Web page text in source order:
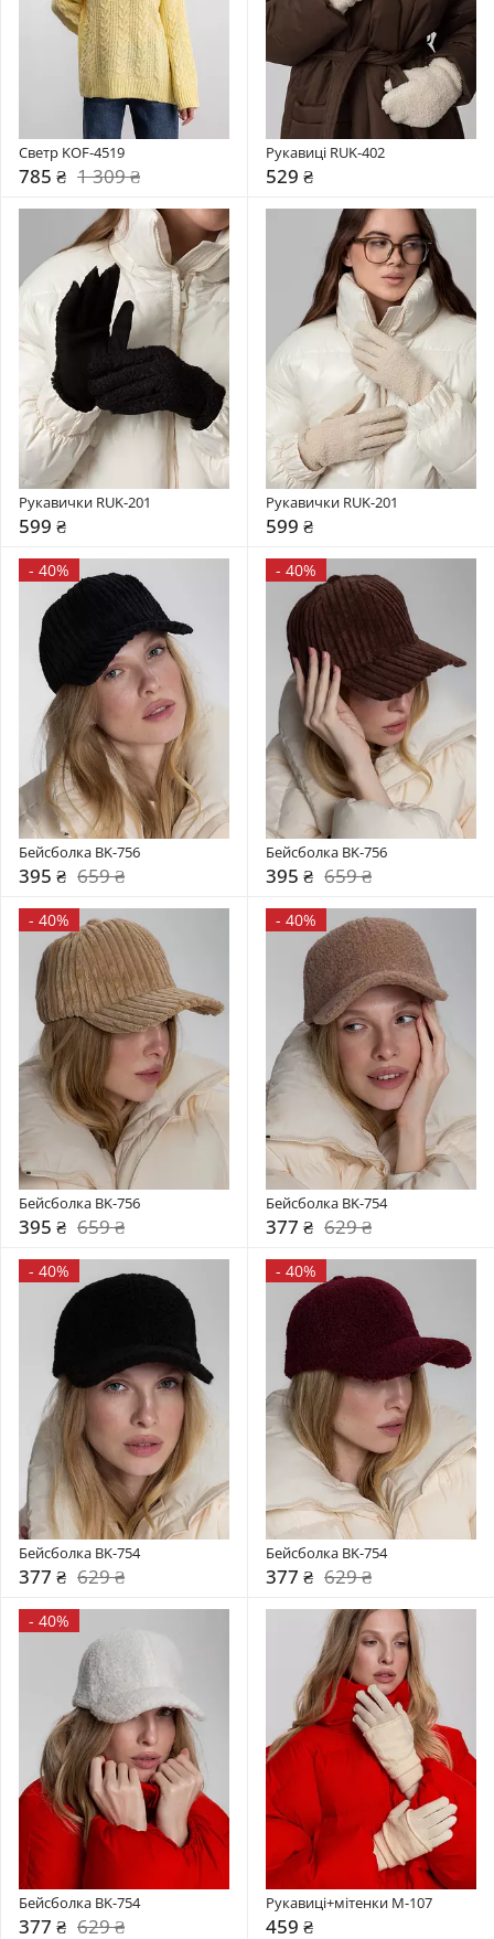
Светр KOF-4519
785 ₴ 1 309 ₴
Рукавиці RUK-402
529 ₴
Рукавички RUK-201
599 ₴
Рукавички RUK-201
599 ₴
- 40%
Бейсболка BK-756
395 ₴ 659 ₴
- 40%
Бейсболка BK-756
395 ₴ 659 ₴
- 40%
Бейсболка BK-756
395 ₴ 659 ₴
- 40%
Бейсболка BK-754
377 ₴ 629 ₴
- 40%
Бейсболка BK-754
377 ₴ 629 ₴
- 40%
Бейсболка BK-754
377 ₴ 629 ₴
- 40%
Бейсболка BK-754
377 ₴ 629 ₴
Рукавиці+мітенки М-107
459 ₴